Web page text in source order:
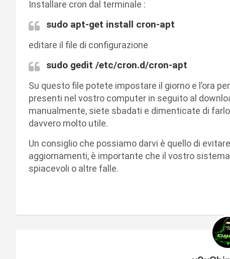
Installare cron dal terminale :
sudo apt-get install cron-apt
editare il file di configurazione
sudo gedit /etc/cron.d/cron-apt
Su questo file potete impostare il giorno e l’ora
presenti nel vostro computer in seguito al
manualmente, siete sbadati e dimenticate di
davvero molto utile.
Un consiglio che possiamo darvi è quello di
aggiornamenti, è importante che il vostro
spiacevoli o altre falle.